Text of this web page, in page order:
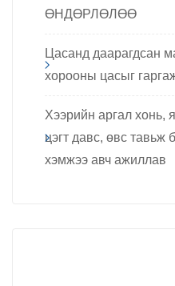
ӨНДӨРЛӨЛӨӨ
Цасанд даарагдсан
хорооны цасыг
Хээрийн аргал хонь,
цэгт давс, өвс тавьж
хэмжээ авч ажиллав